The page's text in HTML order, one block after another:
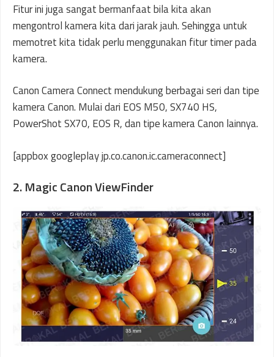
Fitur ini juga sangat bermanfaat bila kita akan
mengontrol kamera kita dari jarak jauh. Sehingga untuk
memotret kita tidak perlu menggunakan fitur timer pada
kamera.
Canon Camera Connect mendukung berbagai seri dan tipe
kamera Canon. Mulai dari EOS M50, SX740 HS,
PowerShot SX70, EOS R, dan tipe kamera Canon lainnya.
[appbox googleplay jp.co.canon.ic.cameraconnect]
2. Magic Canon ViewFinder